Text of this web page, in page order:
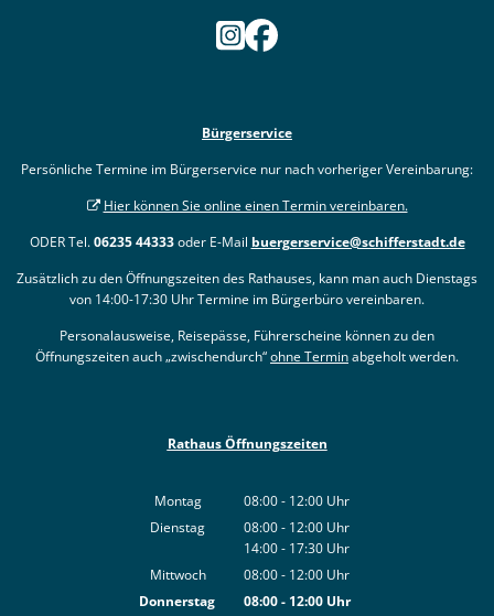
Bürgerservice
Persönliche Termine im Bürgerservice nur nach vorheriger Vereinbarung:
Hier können Sie online einen Termin vereinbaren.
ODER Tel.06235 44333oder E-Mail buergerservice@schifferstadt.de
Zusätzlich zu den Öffnungszeiten des Rathauses, kann man auch Dienstags
von 14:00-17:30 Uhr Termine im Bürgerbüro vereinbaren.
Personalausweise, Reisepässe, Führerscheine können zu den
Öffnungszeiten auch „zwischendurch“ohne Terminabgeholt werden.
Rathaus Öffnungszeiten
Montag 08:00- 12:00 Uhr
Von 08:00 bis 12:00 Uhr
Dienstag 08:00- 12:00 Uhr
Von 08:00 bis 12:00 Uhr
14:00- 17:30 Uhr
Von 14:00 bis 17:30 Uhr
Mittwoch 08:00- 12:00 Uhr
Von 08:00 bis 12:00 Uhr
Donnerstag 08:00- 12:00Uhr